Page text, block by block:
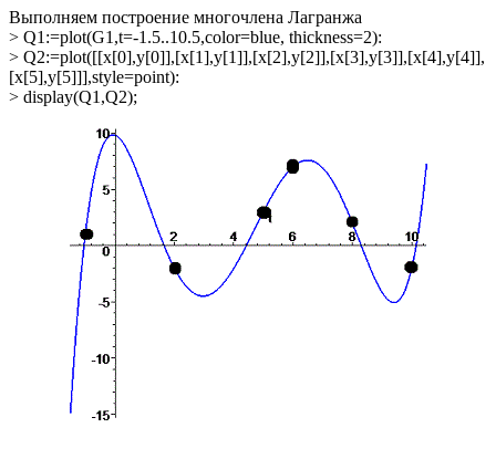
Выполняем построение многочлена Лагранжа
> Q1:=plot(G1,t=-1.5..10.5,color=blue, thickness=2):
> Q2:=plot([[x[0],y[0]],[x[1],y[1]],[x[2],y[2]],[x[3],y[3]],[x[4],y[4]],
[x[5],y[5]]],style=point):
> display(Q1,Q2);